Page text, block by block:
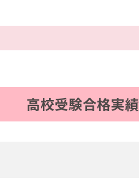
高校受験合格実績